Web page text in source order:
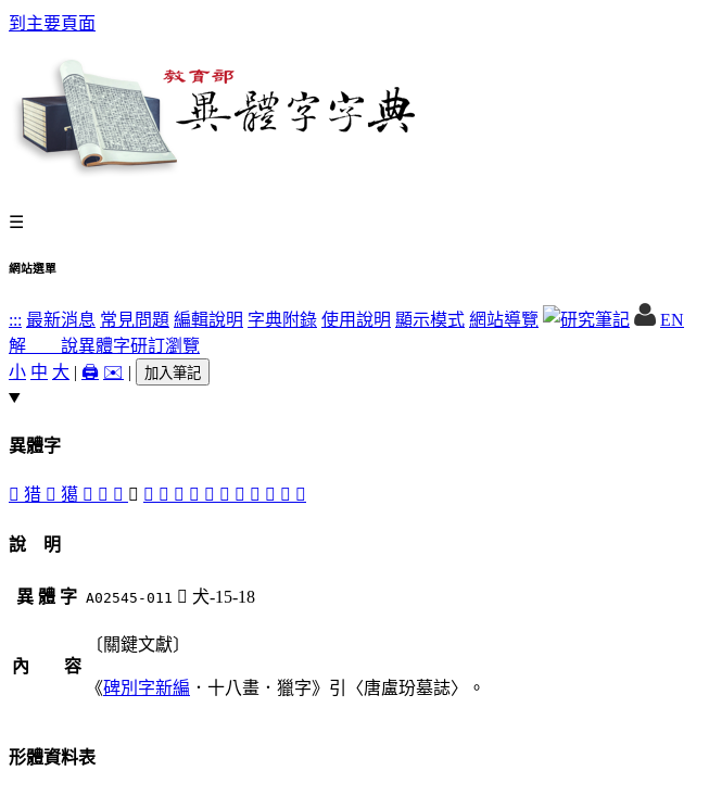
到主要頁面
☰
網站選單
::: 最新消息 常見問題 編輯說明 字典附錄 使用說明 顯示模式 網站導覽
EN
解 說異體字研訂瀏覽
小 中 大 | 🖨️ ✉️ | 加入筆記
異體字
󳨑 猎 󳨓 獦 𤢪 󳨄 󳨅 󳨋 󳨊 󳨆 󳨐 󳨌 󳨒 󳨇 󳨈 󳨏 󳨉 󳨍 󳨎
說 明
異 體 字 A02545-011 󳨋 犬-15-18
內 容
〔關鍵文獻〕
《碑別字新編 ．十八畫．獵字》引〈唐盧玢墓誌〉。
形體資料表